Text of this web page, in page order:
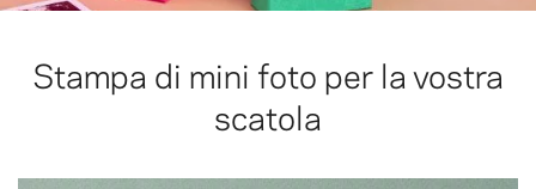
Stampa di mini foto per la vostra
scatola